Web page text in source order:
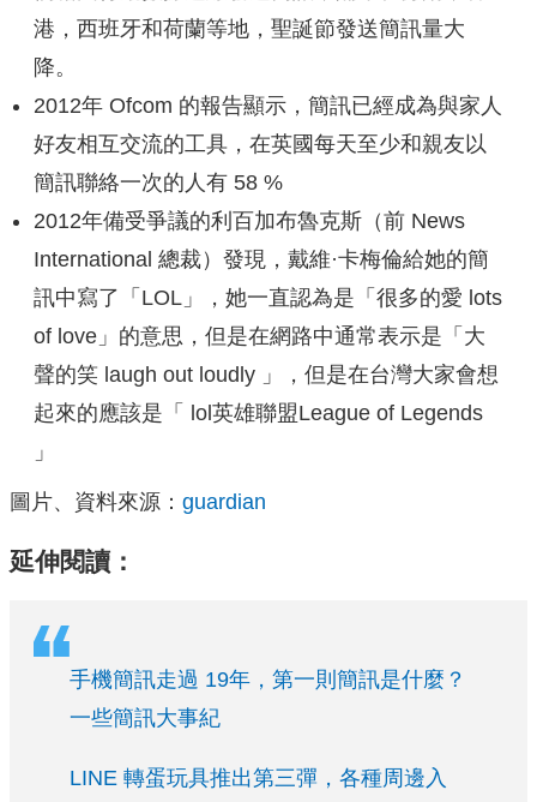
港，西班牙和荷蘭等地，聖誕節發送簡訊量大
降。
2012年 Ofcom 的報告顯示，簡訊已經成為與家人
好友相互交流的工具，在英國每天至少和親友以
簡訊聯絡一次的人有 58 %
2012年備受爭議的利百加布魯克斯（前 News
International 總裁）發現，戴維·卡梅倫給她的簡
訊中寫了「LOL」，她一直認為是「很多的愛 lots
of love」的意思，但是在網路中通常表示是「大
聲的笑 laugh out loudly 」，但是在台灣大家會想
起來的應該是「 lol英雄聯盟League of Legends
」
圖片、資料來源： guardian
延伸閱讀：
手機簡訊走過 19年，第一則簡訊是什麼？
一些簡訊大事紀
LINE 轉蛋玩具推出第三彈，各種周邊入